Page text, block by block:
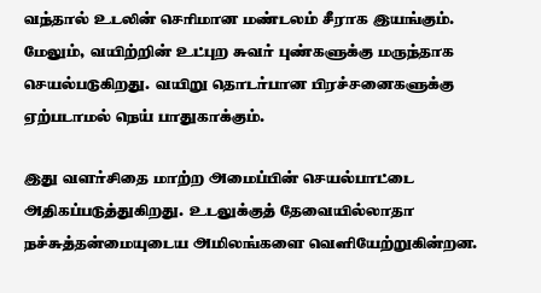
வந்தால் உடலின் செரிமான மண்டலம் சீராக இயங்கும்.
மேலும், வயிற்றின் உட்புற சுவர் புண்களுக்கு மருந்தாக
செயல்படுகிறது. வயிறு தொடர்பான பிரச்சனைகளுக்கு
ஏற்படாமல் நெய் பாதுகாக்கும்.
இது வளர்சிதை மாற்ற அமைப்பின் செயல்பாட்டை
அதிகப்படுத்துகிறது. உடலுக்குத் தேவையில்லாதா
நச்சுத்தன்மையுடைய அமிலங்களை வெளியேற்றுகின்றன.